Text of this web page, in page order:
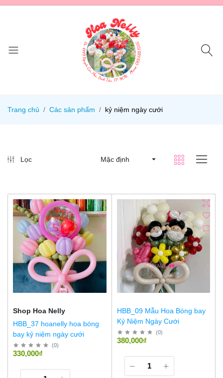
Trang chủ Các sản phẩm kỷ niệm ngày cưới
Lọc Mặc định
Shop Hoa Nelly
HBB_37 hoanelly hoa bóng
bay kỷ niệm ngày cưới
(0)
330,000₫
HBB_09 Mẫu Hoa Bóng bay
Kỷ Niệm Ngày Cưới
(0)
380,000₫